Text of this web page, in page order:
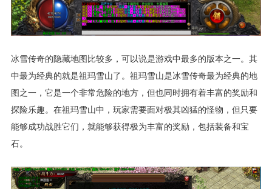
冰雪传奇的隐藏地图比较多，可以说是游戏中最多的版本之一。其
中最为经典的就是祖玛雪山了。祖玛雪山是冰雪传奇最为经典的地
图之一，它是一个非常危险的地方，但也同时拥有着丰富的奖励和
探险乐趣。在祖玛雪山中，玩家需要面对极其凶猛的怪物，但只要
能够成功战胜它们，就能够获得极为丰富的奖励，包括装备和宝
石。